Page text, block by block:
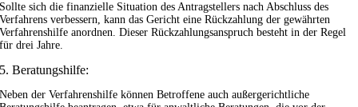
Sollte sich die finanzielle Situation des Antragstellers nach Abschluss des
Verfahrens verbessern, kann das Gericht eine Rückzahlung der gewährten
Verfahrenshilfe anordnen. Dieser Rückzahlungsanspruch besteht in der Regel
für drei Jahre.
5. Beratungshilfe:
Neben der Verfahrenshilfe können Betroffene auch außergerichtliche